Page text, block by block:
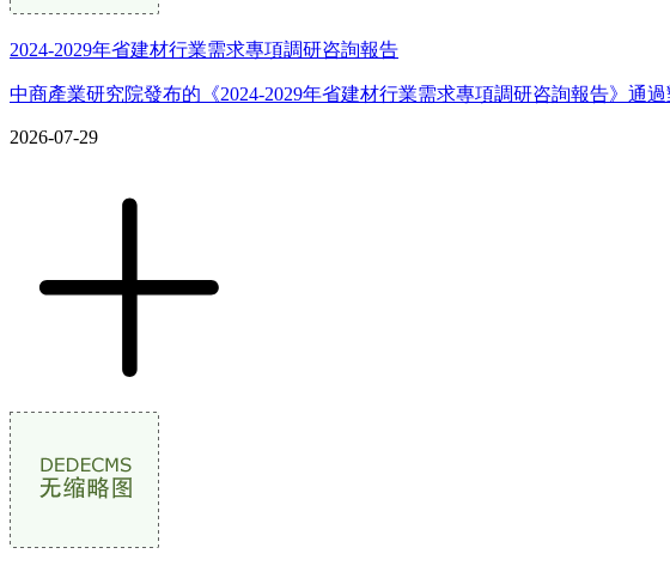
2024-2029年省建材行業需求專項調研咨詢報告
中商產業研究院發布的《2024-2029年省建材行業需求專項調研咨詢報告》通
2026-07-29